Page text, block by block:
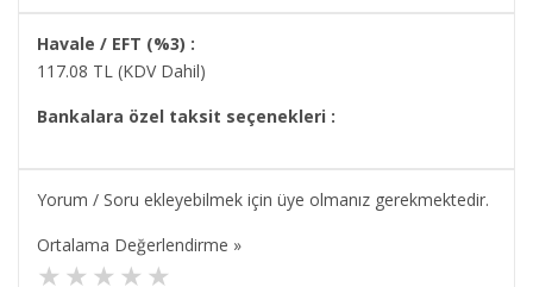
Havale / EFT (%3) :
117.08 TL (KDV Dahil)
Bankalara özel taksit seçenekleri :
Yorum / Soru ekleyebilmek için üye olmanız gerekmektedir.
Ortalama Değerlendirme »